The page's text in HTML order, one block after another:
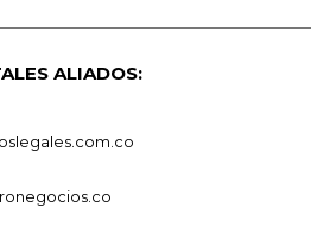
ALIADOS: